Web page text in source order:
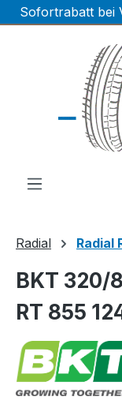
Zum Hauptinhalt
Sofortrabatt bei
Radial Radial
BKT 320/
RT 855